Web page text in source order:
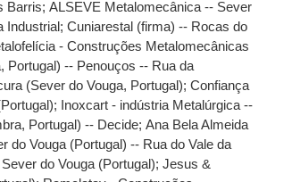
Barris;ALSEVE Metalomecânica -- Sever
Industrial;Cuniarestal (firma) -- Rocas do
- Construções Metalomecânicas
Portugal) -- Penouços -- Rua da
(Sever do Vouga, Portugal);Confiança
; Inoxcart - indústria Metalúrgica --
Portugal) -- Decide;Ana Bela Almeida
do Vouga (Portugal) -- Rua do Vale da
do Vouga (Portugal);Jesus &